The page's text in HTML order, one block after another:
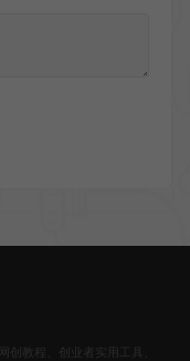
创教程、创业者实用工具、